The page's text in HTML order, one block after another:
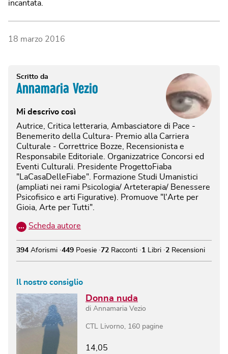
incantata.
18 marzo 2016
Scritto da
Annamaria Vezio
Mi descrivo così
Autrice, Critica letteraria, Ambasciatore di Pace -
Benemerito della Cultura- Premio alla Carriera
Culturale - Correttrice Bozze, Recensionista e
Responsabile Editoriale. Organizzatrice Concorsi ed
Eventi Culturali. Presidente ProgettoFiaba
"LaCasaDelleFiabe". Formazione Studi Umanistici
(ampliati nei rami Psicologia/ Arteterapia/ Benessere
Psicofisico e arti Figurative). Promuove "l'Arte per
Gioia, Arte per Tutti".
… Scheda autore
394 Aforismi 449 Poesie 72 Racconti 1 Libri 2 Recensioni
Il nostro consiglio
Donna nuda
di Annamaria Vezio
CTL Livorno 160 pagine
14,05